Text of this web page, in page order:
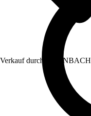
Verkauf durch: HORNBACH